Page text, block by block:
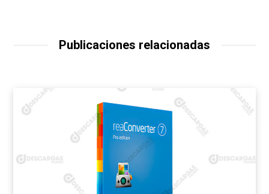
Publicaciones relacionadas